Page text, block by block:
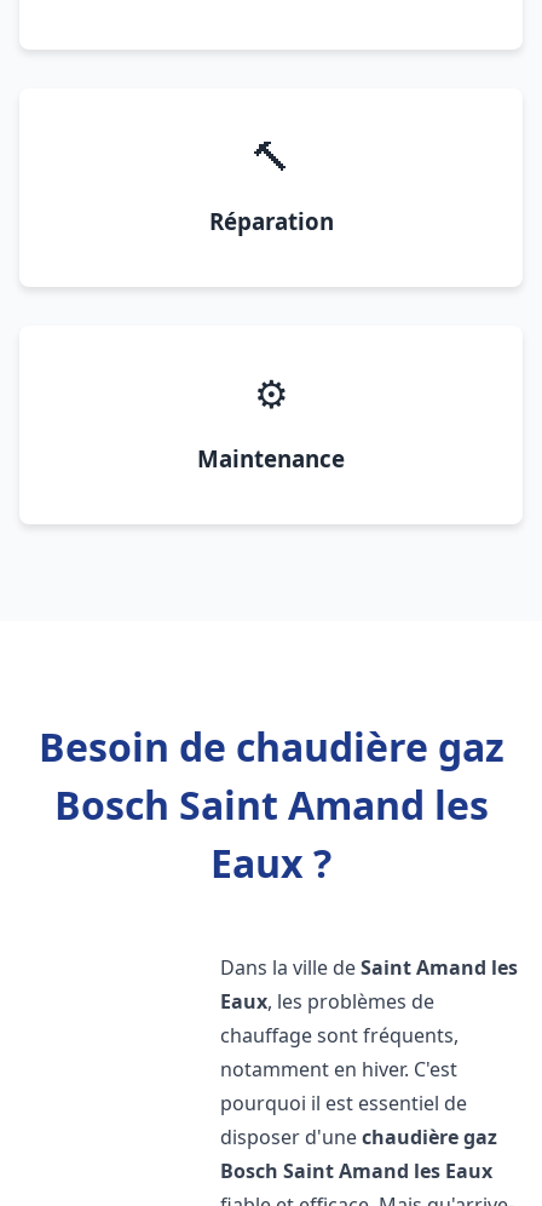
🔨
Réparation
⚙️
Maintenance
Besoin de chaudière gaz
Bosch Saint Amand les
Eaux ?
Dans la ville deSaint Amand les
Eaux, les problèmes de
chauffage sont fréquents,
notamment en hiver. C'est
pourquoi il est essentiel de
disposer d'unechaudière gaz
Bosch Saint Amand les Eaux